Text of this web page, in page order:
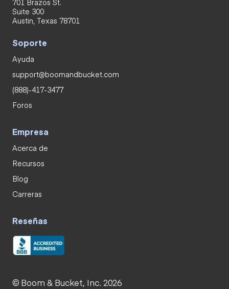
Suite 300
Austin, Texas 78701
Soporte
Ayuda
support@boomandbucket.com
(888)-417-3477
Foros
Empresa
Acerca de
Recursos
Blog
Carreras
Reseñas
© Boom & Bucket, Inc. 2026